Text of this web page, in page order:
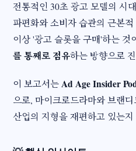
전통적인 30초 광고 모델의 시
파편화와 소비자 습관의 근본
이상 '광고 슬롯을 구매'하는 것
를 통째로 점유하는 방향으로
이 보고서는Ad Age Insider
으로, 마이크로드라마와 브랜
산업의 지형을 재편하고 있는